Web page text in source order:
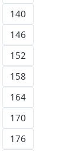
140
146
152
158
164
170
176